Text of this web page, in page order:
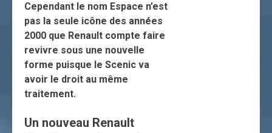
Cependant le nom Espace n’est
pas la seule icône des années
2000 que Renault compte faire
revivre sous une nouvelle
forme puisque le Scenic va
avoir le droit au même
traitement.
Un nouveau Renault